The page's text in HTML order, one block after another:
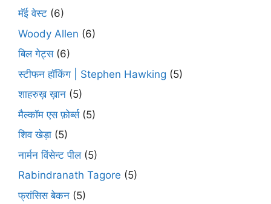
मॅई वेस्ट (6)
Woody Allen (6)
बिल गेट्स(6)
स्टीफन हॉकिंग | Stephen Hawking (5)
शाहरुख़ ख़ान (5)
मैल्कॉम एस फ़ोर्ब्स(5)
शिव खेड़ा (5)
नार्मन विंसेन्ट पील(5)
Rabindranath Tagore (5)
फ्रांसिस बेकन (5)